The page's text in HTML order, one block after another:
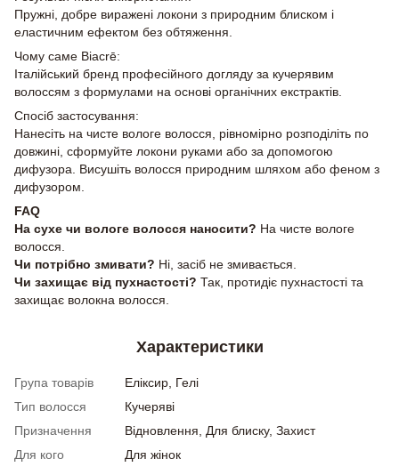
Пружні, добре виражені локони з природним блиском і
еластичним ефектом без обтяження.
Чому саме Biacrē:
Італійський бренд професійного догляду за кучерявим
волоссям з формулами на основі органічних екстрактів.
Спосіб застосування:
Нанесіть на чисте вологе волосся, рівномірно розподіліть по
довжині, сформуйте локони руками або за допомогою
дифузора. Висушіть волосся природним шляхом або феном з
дифузором.
FAQ
На сухе чи вологе волосся наносити? На чисте вологе
волосся.
Чи потрібно змивати? Ні, засіб не змивається.
Чи захищає від пухнастості? Так, протидіє пухнастості та
захищає волокна волосся.
Характеристики
Група товарів
Еліксир, Гелі
Тип волосся
Кучеряві
Призначення
Відновлення, Для блиску, Захист
Для кого
Для жінок